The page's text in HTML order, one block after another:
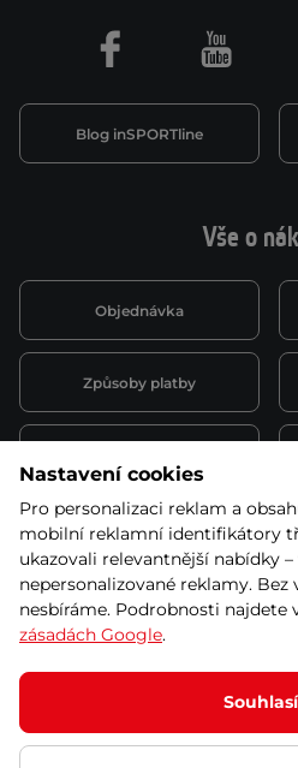
Vše o
Objednávka
Způsoby platby
Půjčovna
obchodní podmínky
Blog inSPORTline
Facebook Youtube
© 2026 SEVEN SPORT s.r.o Všechna
Podle zákona o evidenci tržeb je
kupujícímu účtenku.
Zároveň je povinen zaevidovat
Nastavení cookies
Pro personalizaci reklam a
mobilní reklamní identifikátory
ukazovali relevantnější nabídky
nepersonalizované reklamy. Bez
nesbíráme. Podrobnosti najdete
zásadách Google.